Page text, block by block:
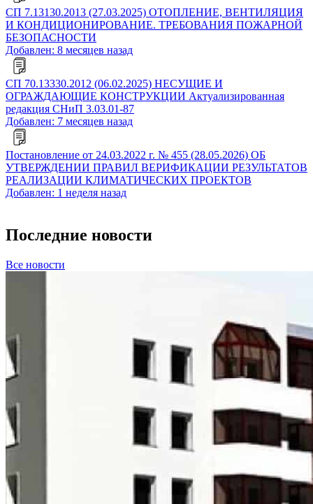
СП 7.13130.2013 (27.03.2025) ОТОПЛЕНИЕ, ВЕНТИЛЯЦИЯ
И КОНДИЦИОНИРОВАНИЕ. ТРЕБОВАНИЯ ПОЖАРНОЙ
БЕЗОПАСНОСТИ
Добавлен: 8 месяцев назад
СП 70.13330.2012 (06.02.2025) НЕСУЩИЕ И
ОГРАЖДАЮЩИЕ КОНСТРУКЦИИ Актуализированная
редакция СНиП 3.03.01-87
Добавлен: 7 месяцев назад
Постановление от 24.03.2022 г. № 455 (28.05.2026) ОБ
УТВЕРЖДЕНИИ ПРАВИЛ ВЕРИФИКАЦИИ РЕЗУЛЬТАТОВ
РЕАЛИЗАЦИИ КЛИМАТИЧЕСКИХ ПРОЕКТОВ
Добавлен: 1 неделя назад
Последние новости
Все новости